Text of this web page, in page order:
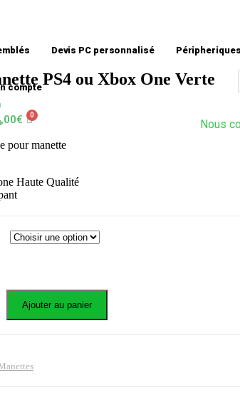
Devis PC personnalisé Péripheriques
compte
€ Nous
PS4 ou Xbox One Verte
pour manette
Haute Qualité
Ajouter au panier